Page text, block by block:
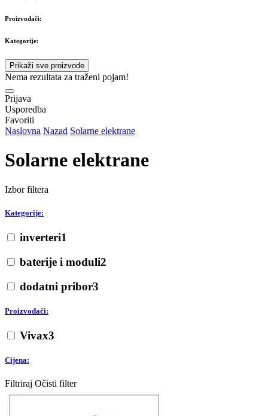
Proizvođači:
Kategorije:
Prikaži sve proizvode
Nema rezultata za traženi pojam!
Prijava
Usporedba
Favoriti
Naslovna Nazad Solarne elektrane
Solarne elektrane
Izbor filtera
Kategorije:
inverteri1
baterije i moduli2
dodatni pribor3
Proizvođači:
Vivax3
Cijena:
Filtriraj Očisti filter